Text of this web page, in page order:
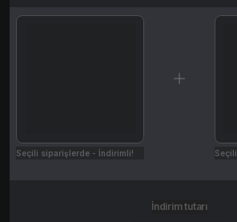
Seçili siparişlerde - İndirimli!
İndirim tutarı